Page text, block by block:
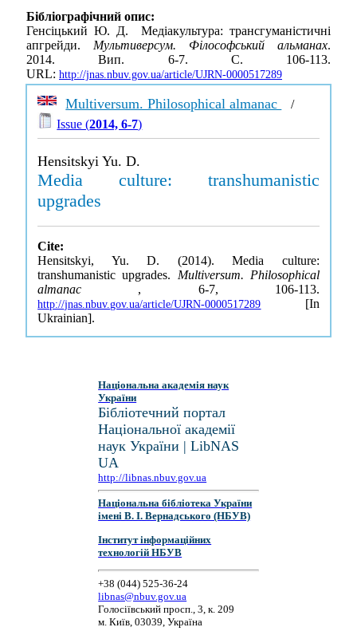
Бібліографічний опис:
Генсіцький Ю. Д. Медіакультура: трансгуманістичні
апгрейди. Мультиверсум. Філософський альманах.
2014. Вип. 6-7. С. 106-113.
URL: http://jnas.nbuv.gov.ua/article/UJRN-0000517289
Multiversum. Philosophical almanac
/
Issue (2014, 6-7)
Hensitskyi Yu. D.
Media culture: transhumanistic
upgrades
Cite:
Hensitskyi, Yu. D. (2014). Media culture:
transhumanistic upgrades. Multiversum. Philosophical
almanac , 6-7, 106-113.
http://jnas.nbuv.gov.ua/article/UJRN-0000517289 [In
Ukrainian].
Національна академія наук
України
Бібліотечний портал
Національної академії
наук України | LibNAS
UA
http://libnas.nbuv.gov.ua
Національна бібліотека України
імені В. І. Вернадського (НБУВ)
Інститут інформаційних
технологій НБУВ
+38 (044) 525-36-24
libnas@nbuv.gov.ua
Голосіївський просп., 3, к. 209
м. Київ, 03039, Україна